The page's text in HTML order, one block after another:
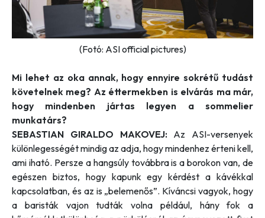
(Fotó: ASI official pictures)
Mi lehet az oka annak, hogy ennyire sokrétű tudást
követelnek meg? Az éttermekben is elvárás ma már,
hogy mindenben jártas legyen a sommelier
munkatárs?
SEBASTIAN GIRALDO MAKOVEJ: Az ASI-versenyek
különlegességét mindig az adja, hogy mindenhez érteni kell,
ami iható. Persze a hangsúly továbbra is a borokon van, de
egészen biztos, hogy kapunk egy kérdést a kávékkal
kapcsolatban, és az is „belemenős”. Kíváncsi vagyok, hogy
a baristák vajon tudták volna például, hány fok a